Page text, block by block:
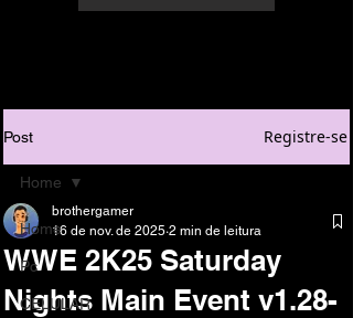
Post Registre-se
Home
Pc
CELULAR
Home
WWE 2K25 Saturday
Nights Main Event v1.28-
brothergamer
16 de nov. de 2025 2 min de leitura